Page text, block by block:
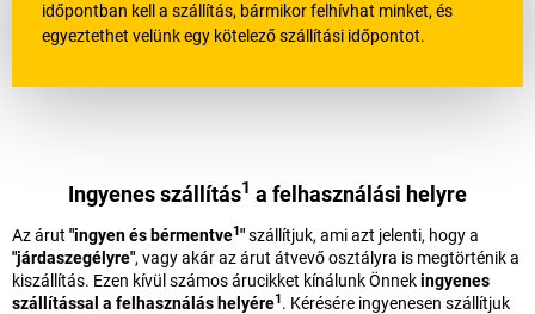
időpontban kell a szállítás, bármikor felhívhat minket, és
egyeztethet velünk egy kötelező szállítási időpontot.
Ingyenes szállítás1 a felhasználási helyre
Az árut "ingyen és bérmentve1"szállítjuk, ami azt jelenti, hogy a
"járdaszegélyre", vagy akár az árut átvevő osztályra is megtörténik a
kiszállítás. Ezen kívül számos árucikket kínálunk Önnekingyenes
szállítással a felhasználás helyére1. Kérésére ingyenesen szállítjuk